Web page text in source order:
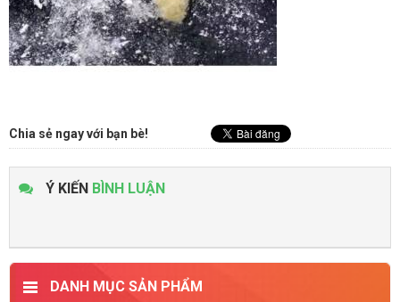
Chia sẻ ngay với bạn bè!
Ý KIẾN BÌNH LUẬN
DANH MỤC SẢN PHẨM